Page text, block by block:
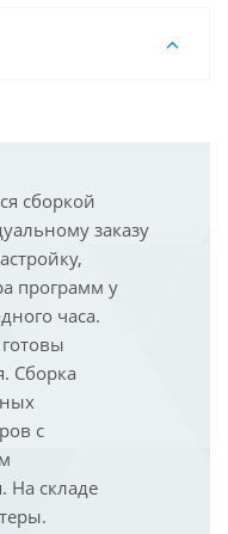
сборкой
заказу
программ у
часа.
Сборка
с
На складе